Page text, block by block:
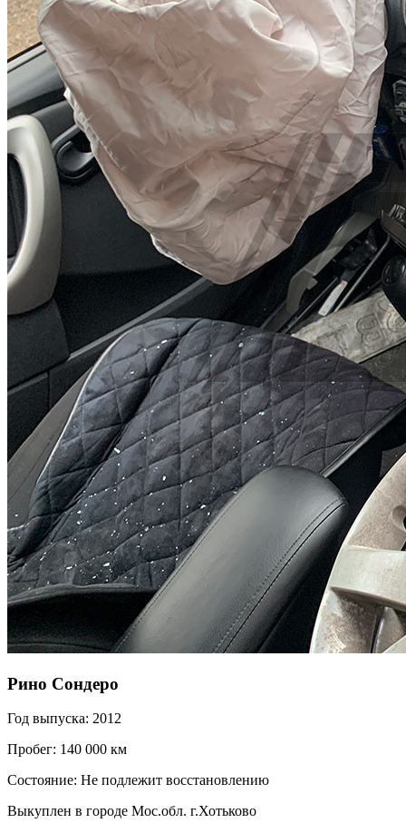
Рино Сондеро
Год выпуска: 2012
Пробег: 140 000 км
Состояние: Не подлежит восстановлению
Выкуплен в городе Мос.обл. г.Хотьково